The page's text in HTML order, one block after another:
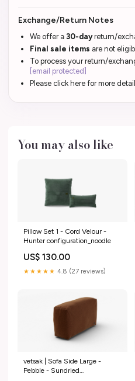
Exchange/Return Notes
We offer a 30-dayreturn/
Final sale items are not
To process your return/
[email protected]
Please click here for more
You may also like
Pillow Set 1 - Cord Velour -
Hunter configuration_noodle
US$ 130.00
★★★★★ 4.8 (27 reviews)
vetsak | Sofa Side Large -
Pebble - Sundried